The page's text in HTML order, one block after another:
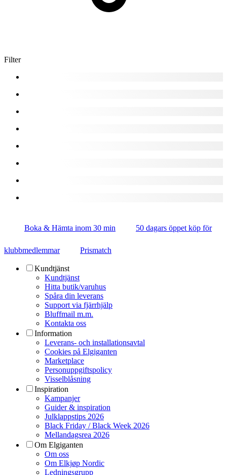
Filter
Boka & Hämta inom 30 min 50 dagars öppet köp för
klubbmedlemmar Prismatch
Kundtjänst
Kundtjänst
Hitta butik/varuhus
Spåra din leverans
Support via fjärrhjälp
Bluffmail m.m.
Kontakta oss
Information
Leverans- och installationsavtal
Cookies på Elgiganten
Marketplace
Personuppgiftspolicy
Visselblåsning
Inspiration
Kampanjer
Guider & inspiration
Julklappstips 2026
Black Friday / Black Week 2026
Mellandagsrea 2026
Om Elgiganten
Om oss
Om Elkjøp Nordic
Ledningsgrupp